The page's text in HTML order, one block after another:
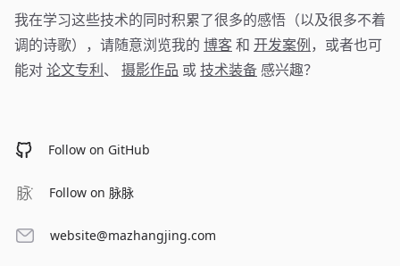
我在学习这些技术的同时积累了很多的感悟（以及很多不着
调的诗歌），请随意浏览我的 博客和 开发案例，或者也可
能对论文专利、 摄影作品 或技术装备 感兴趣？
Follow on GitHub
Follow on 脉脉
website@mazhangjing.com